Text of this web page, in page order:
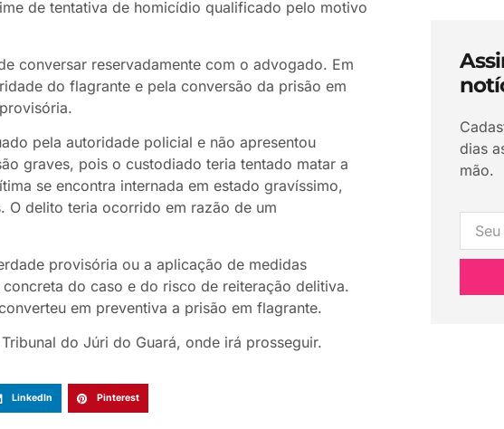
de tentativa de homicídio qualificado pelo motivo
conversar reservadamente com o advogado. Em
do flagrante e pela conversão da prisão em
pela autoridade policial e não apresentou
graves, pois o custodiado teria tentado matar a
se encontra internada em estado gravíssimo,
O delito teria ocorrido em razão de um
provisória ou a aplicação de medidas
do caso e do risco de reiteração delitiva.
em preventiva a prisão em flagrante.
do Júri do Guará, onde irá prosseguir.
LinkedIn Pinterest
dias
mão.